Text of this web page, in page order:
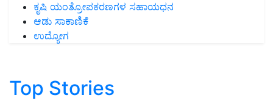
ಕೃಷಿ ಯಂತ್ರೋಪಕರಣಗಳ ಸಹಾಯಧನ
ಆಡು ಸಾಕಾಣಿಕೆ
ಉದ್ಯೋಗ
Top Stories